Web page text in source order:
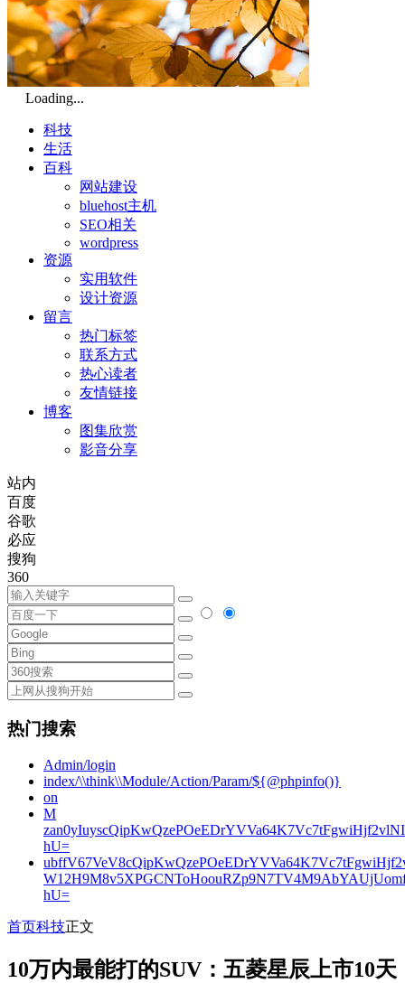
Loading...
科技
生活
百科
网站建设
bluehost主机
SEO相关
wordpress
资源
实用软件
设计资源
留言
热门标签
联系方式
热心读者
友情链接
博客
图集欣赏
影音分享
站内
百度
谷歌
必应
搜狗
360
热门搜索
Admin/login
index/\\think\\Module/Action/Param/${@phpinfo()}
on
M
hU=
hU=
首页科技正文
10万内最能打的SUV：五菱星辰上市10天